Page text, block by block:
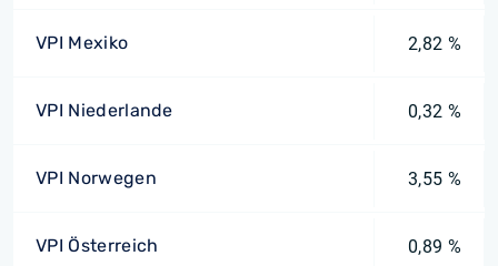
VPI Mexiko 2,82 %
VPI Niederlande 0,32 %
VPI Norwegen 3,55 %
VPI Österreich 0,89 %